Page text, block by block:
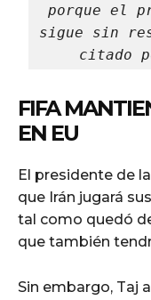
porque el
sigue sin
citado
FIFA
EN EU
El presidente de
que Irán jugará
tal como quedó
que también
Sin embargo, Taj